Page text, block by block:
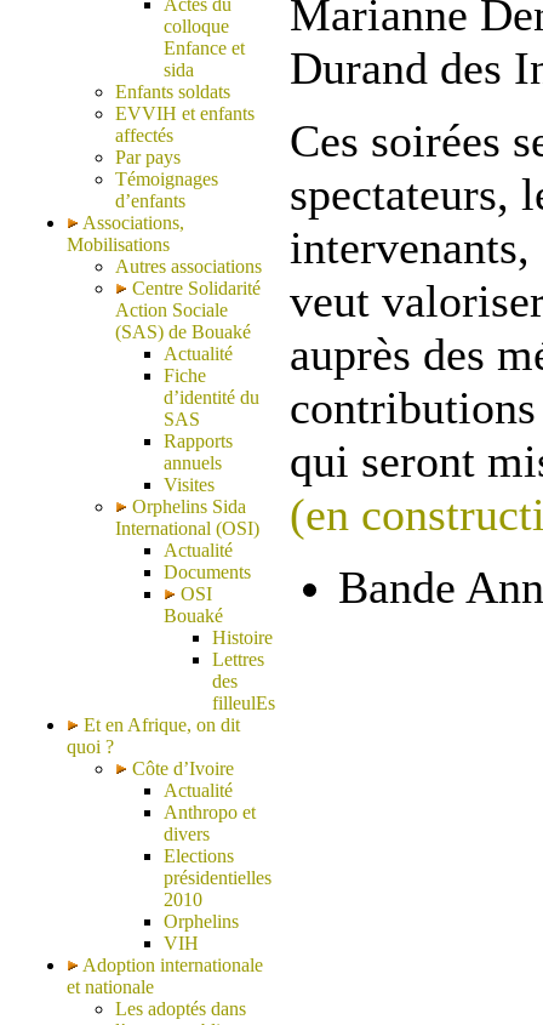
Actes du
colloque
Enfance et
sida
Enfants soldats
EVVIH et enfants
affectés
Par pays
Témoignages
d’enfants
Associations,
Mobilisations
Autres associations
Centre Solidarité
Action Sociale
(SAS) de Bouaké
Actualité
Fiche
d’identité du
SAS
Rapports
annuels
Visites
Orphelins Sida
International (OSI)
Actualité
Documents
OSI
Bouaké
Histoire
Lettres
des
filleulEs
Et en Afrique, on dit
quoi ?
Côte d’Ivoire
Actualité
Anthropo et
divers
Elections
présidentielles
2010
Orphelins
VIH
Adoption internationale
et nationale
Les adoptés dans
Marianne
Durand des
Ces soirées
spectateurs,
intervenants,
veut
auprès des
qui seront
(en
Bande